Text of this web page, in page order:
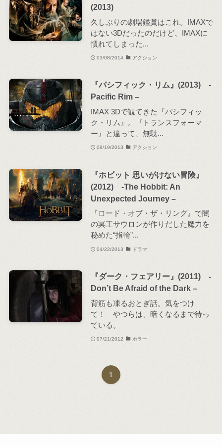
(2013)
久しぶりの劇場鑑賞はこれ。IMAXで
はない3Dだったのだけど、IMAXに
慣れてしまった...
03/08/2014 アクション
『パシフィック・リム』(2013) -
Pacific Rim –
IMAX 3Dで観てきた『パシフィッ
ク・リム』。『トランスフォーマ
ー』と違って、無駄...
08/19/2013 アクション
『ホビット 思いがけない冒険』
(2012) -The Hobbit: An
Unexpected Journey –
『ロード・オブ・ザ・リング』で闇
の冥王サウロンが作りだした魔力を
秘めた“指輪”...
04/22/2013 ドラマ
『ダーク・フェアリー』(2011) -
Don’t Be Afraid of the Dark –
背筋も凍るおとぎ話。気をつけ
て！ やつらは、暗くなるまで待っ
ている。
07/21/2012 ホラー
1